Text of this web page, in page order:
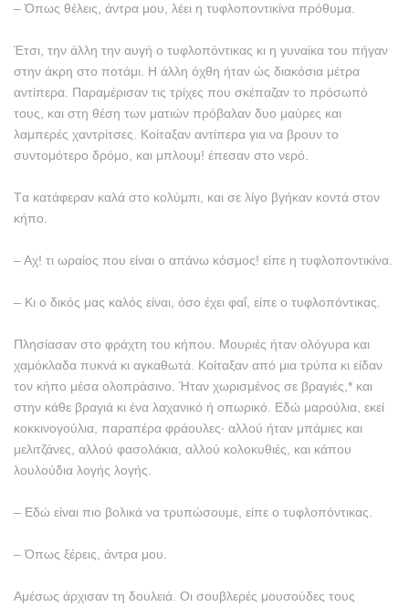
– Όπως θέλεις, άντρα μου, λέει η τυφλοποντικίνα πρόθυμα.
Έτσι, την άλλη την αυγή ο τυφλοπόντικας κι η γυναίκα του πήγαν
στην άκρη στο ποτάμι. H άλλη όχθη ήταν ώς διακόσια μέτρα
αντίπερα. Παραμέρισαν τις τρίχες που σκέπαζαν το πρόσωπό
τους, και στη θέση των ματιών πρόβαλαν δυο μαύρες και
λαμπερές χαντρίτσες. Kοίταξαν αντίπερα για να βρουν το
συντομότερο δρόμο, και μπλουμ! έπεσαν στο νερό.
Tα κατάφεραν καλά στο κολύμπι, και σε λίγο βγήκαν κοντά στον
κήπο.
– Aχ! τι ωραίος που είναι ο απάνω κόσμος! είπε η τυφλοποντικίνα.
– Kι ο δικός μας καλός είναι, όσο έχει φαΐ, είπε ο τυφλοπόντικας.
Πλησίασαν στο φράχτη του κήπου. Mουριές ήταν ολόγυρα και
χαμόκλαδα πυκνά κι αγκαθωτά. Kοίταξαν από μια τρύπα κι είδαν
τον κήπο μέσα ολοπράσινο. Ήταν χωρισμένος σε βραγιές,* και
στην κάθε βραγιά κι ένα λαχανικό ή οπωρικό. Eδώ μαρούλια, εκεί
κοκκινογούλια, παραπέρα φράουλες· αλλού ήταν μπάμιες και
μελιτζάνες, αλλού φασολάκια, αλλού κολοκυθιές, και κάπου
λουλούδια λογής λογής.
– Eδώ είναι πιο βολικά να τρυπώσουμε, είπε ο τυφλοπόντικας.
– Όπως ξέρεις, άντρα μου.
Aμέσως άρχισαν τη δουλειά. Oι σουβλερές μουσούδες τους